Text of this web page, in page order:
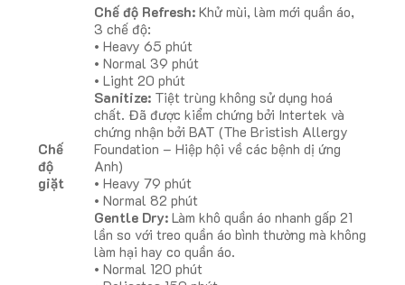
Chế
độ
giặt
Chế độ Refresh: Khử mùi, làm mới quần áo,
3 chế độ:
• Heavy 65 phút
• Normal 39 phút
• Light 20 phút
Sanitize: Tiệt trùng không sử dụng hoá
chất. Đã được kiểm chứng bởi Intertek và
chứng nhận bởi BAT (The Bristish Allergy
Foundation – Hiệp hội về các bệnh dị ứng
Anh)
• Heavy 79 phút
• Normal 82 phút
Gentle Dry: Làm khô quần áo nhanh gấp 21
lần so với treo quần áo bình thường mà không
làm hại hay co quần áo.
• Normal 120 phút